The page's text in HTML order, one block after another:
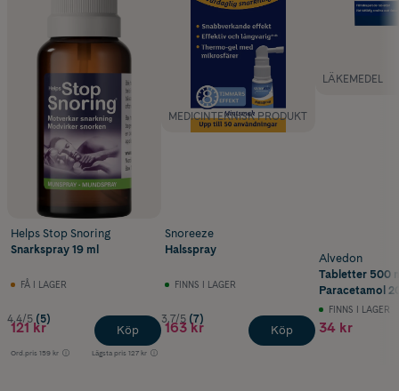
Helps Stop Snoring
Snarkspray 19 ml
FÅ I LAGER
4.4/5 (5)
121 kr
Ord.pris 159 kr Lägsta pris 127 kr
Köp
MEDICINTEKNISK PRODUKT
Snoreeze
Halsspray
FINNS I LAGER
3.7/5 (7)
163 kr Köp
LÄKEMEDEL
Alvedon
Tabletter 500
Paracetamol
FINNS I LAGER
34 kr